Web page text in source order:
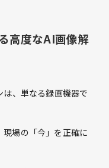
高度なAI画像解
、単なる録画機器で
場の「今」を正確に